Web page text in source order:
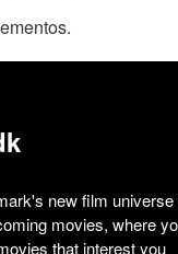
new film
movies, where
that interest you